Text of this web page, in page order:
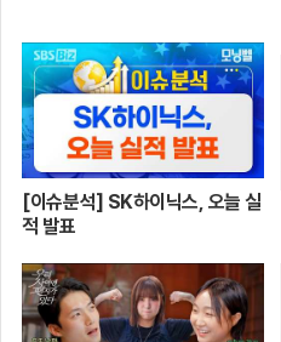
[이슈분석] SK하이닉스, 오늘 실
적 발표